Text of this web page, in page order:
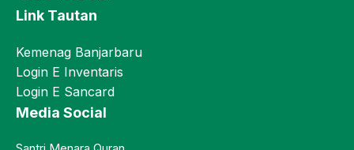
Link Tautan
Kemenag Banjarbaru
Login E Inventaris
Login E Sancard
Media Social